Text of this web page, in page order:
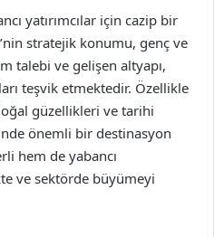
yatırımcılar için cazip bir
stratejik konumu, genç ve
talebi ve gelişen altyapı,
teşvik etmektedir. Özellikle
güzellikleri ve tarihi
önemli bir destinasyon
hem de yabancı
ve sektörde büyümeyi